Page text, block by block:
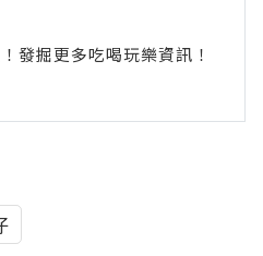
掘更多吃喝玩樂資訊！